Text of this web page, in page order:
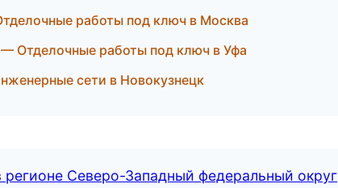
работы под ключ в Москва
Отделочные работы под ключ в Уфа
сети в Новокузнецк
регионе Северо-Западный федеральный округ